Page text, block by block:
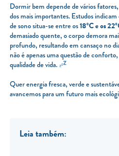
Dormir bem depende de vários
dos mais importantes. Estudos
de sono situa-se entre os18ºC e os
demasiado quente, o corpo demora
profundo, resultando em cansaço no
não é apenas uma questão de
qualidade de vida.
Quer energia fresca, verde e
avancemos para um futuro mais
Leia também: